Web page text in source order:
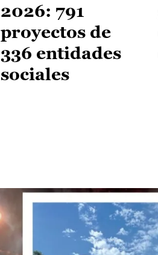
2026: 791
proyectos de
336 entidades
sociales